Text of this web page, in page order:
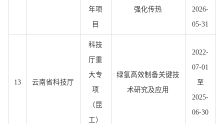
年项
目
强化传热
2026-
05-31
13 云南省科技厅
科技
厅重
大专
项
（昆
工）
绿氢高效制备关键技
术研究及应用
2022-
07-01
至
2025-
06-30